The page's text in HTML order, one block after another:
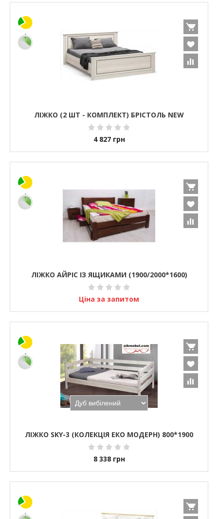
ЛІЖКО (2 ШТ - КОМПЛЕКТ) БРІСТОЛЬ NEW
4 827 грн
ЛІЖКО АЙРІС ІЗ ЯЩИКАМИ (1900/2000*1600)
Ціна за запитом
ЛІЖКО SKY-3 (КОЛЕКЦІЯ ЕКО МОДЕРН) 800*1900
8 338 грн